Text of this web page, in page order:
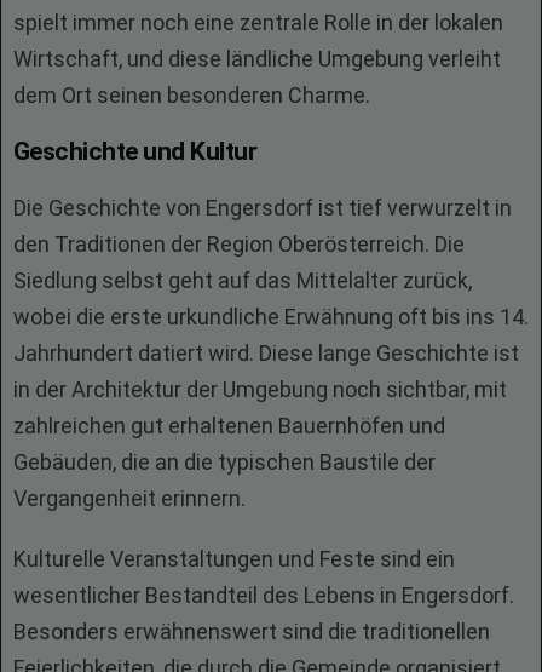
spielt immer noch eine zentrale Rolle in der lokalen
Wirtschaft, und diese ländliche Umgebung verleiht
dem Ort seinen besonderen Charme.
Geschichte und Kultur
Die Geschichte von Engersdorf ist tief verwurzelt in
den Traditionen der Region Oberösterreich. Die
Siedlung selbst geht auf das Mittelalter zurück,
wobei die erste urkundliche Erwähnung oft bis ins 14.
Jahrhundert datiert wird. Diese lange Geschichte ist
in der Architektur der Umgebung noch sichtbar, mit
zahlreichen gut erhaltenen Bauernhöfen und
Gebäuden, die an die typischen Baustile der
Vergangenheit erinnern.
Kulturelle Veranstaltungen und Feste sind ein
wesentlicher Bestandteil des Lebens in Engersdorf.
Besonders erwähnenswert sind die traditionellen